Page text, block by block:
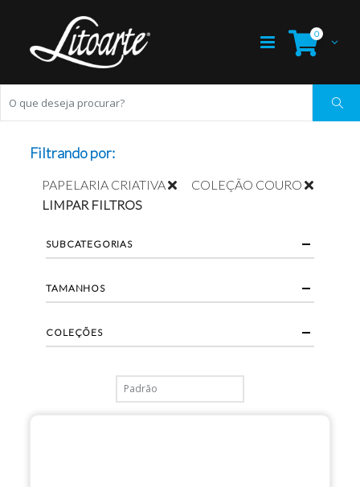
0
Filtrando por:
PAPELARIA CRIATIVA
COLEÇÃO COURO
LIMPAR FILTROS
SUBCATEGORIAS
TAMANHOS
COLEÇÕES